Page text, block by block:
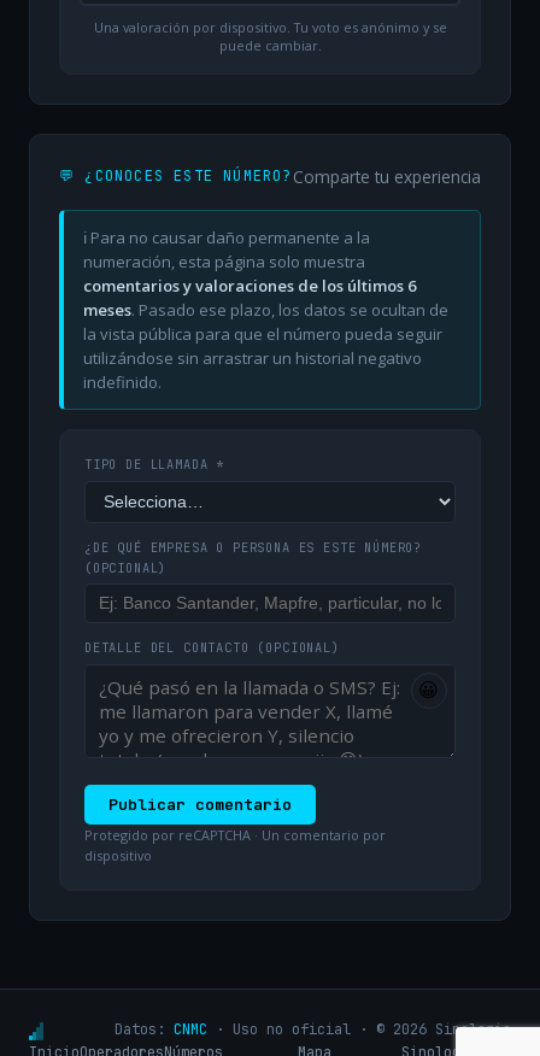
Una valoración por dispositivo. Tu voto es anónimo y se
puede cambiar.
💬 ¿CONOCES ESTE NÚMERO? Comparte tu experiencia
ℹ️ Para no causar daño permanente a la
numeración, esta página solo muestra
comentarios y valoraciones de los últimos 6
meses. Pasado ese plazo, los datos se ocultan de
la vista pública para que el número pueda seguir
utilizándose sin arrastrar un historial negativo
indefinido.
TIPO DE LLAMADA *
¿DE QUÉ EMPRESA O PERSONA ES ESTE NÚMERO?
(OPCIONAL)
DETALLE DEL CONTACTO (OPCIONAL)
😀
Publicar comentario
Protegido por reCAPTCHA · Un comentario por
dispositivo
Datos: CNMC · Uso no oficial · © 2026 Sinologic